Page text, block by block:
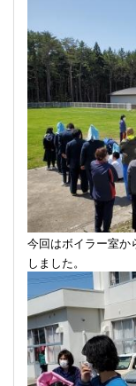
今回はボイラー室か
しました。